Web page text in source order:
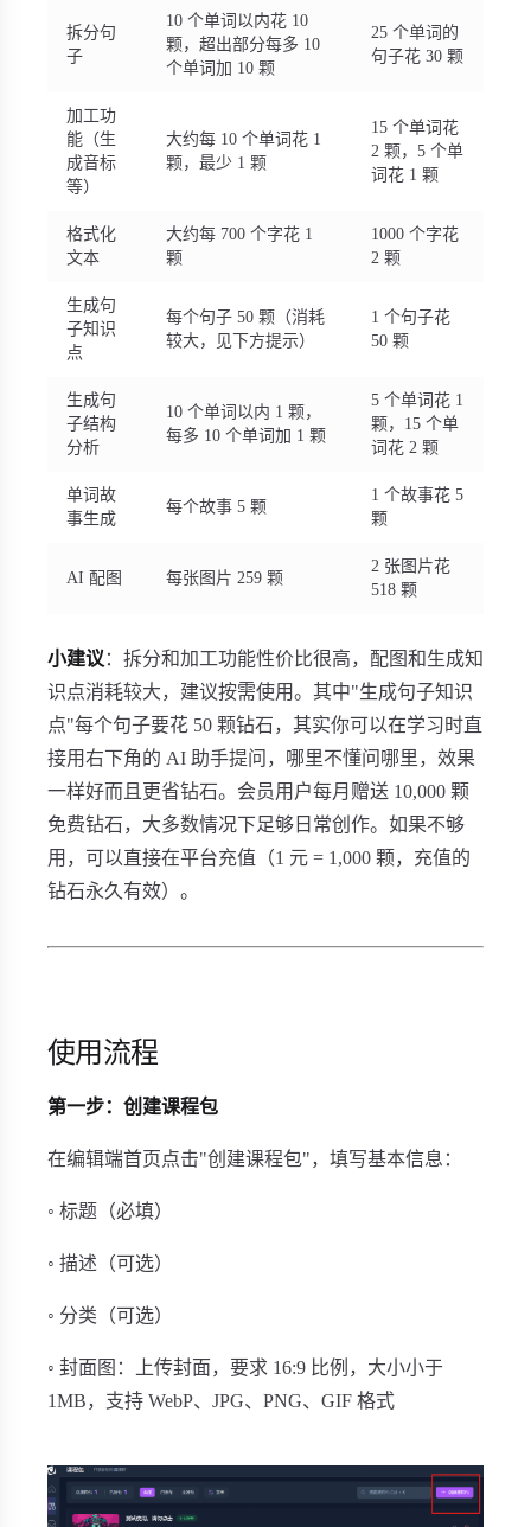
拆分句
子
10 个单词以内花 10
颗，超出部分每多 10
个单词加 10 颗
25 个单词的
句子花 30 颗
加工功
能（生
成音标
等）
大约每 10 个单词花 1
颗，最少 1 颗
15 个单词花
2 颗，5 个单
词花 1 颗
格式化
文本
大约每 700 个字花 1
颗
1000 个字花
2 颗
生成句
子知识
点
每个句子 50 颗（消耗
较大，见下方提示）
1 个句子花
50 颗
生成句
子结构
分析
10 个单词以内 1 颗，
每多 10 个单词加 1 颗
5 个单词花 1
颗，15 个单
词花 2 颗
单词故
事生成
每个故事 5 颗
1 个故事花 5
颗
AI 配图 每张图片 259 颗
2 张图片花
518 颗
小建议 ：拆分和加工功能性价比很高，配图和生成知
识点消耗较大，建议按需使用。其中"生成句子知识
点"每个句子要花 50 颗钻石，其实你可以在学习时直
接用右下角的 AI 助手提问，哪里不懂问哪里，效果
一样好而且更省钻石。会员用户每月赠送 10,000 颗
免费钻石，大多数情况下足够日常创作。如果不够
用，可以直接在平台充值（1 元 = 1,000 颗，充值的
钻石永久有效）。
使用流程
第一步：创建课程包
在编辑端首页点击"创建课程包"，填写基本信息：
◦ 标题（必填）
◦ 描述（可选）
◦ 分类（可选）
◦ 封面图：上传封面，要求 16:9 比例，大小小于
1MB，支持 WebP、JPG、PNG、GIF 格式